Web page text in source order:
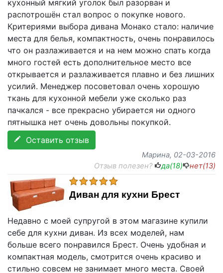
кухонный мягкий уголок был разорван и
распотрошён стал вопрос о покупке нового.
Критериями выбора дивана Монако стало: наличие
места для белья, компактность, очень понравилось
что он разлаживается и на нем можно спать когда
много гостей есть дополнительное место все
открывается и разлаживается плавно и без лишних
усилий. Менеджер посоветовал очень хорошую
ткань для кухонной мебели уже сколько раз
пачкался - все прекрасно убирается ни одного
пятнышка нет очень довольны покупкой.
Оставить отзыв
Марина, 02-03-2016
Отзыв полезен?
да(18) нет(13)
Диван для кухни Брест
Недавно с моей супругой в этом магазине купили
себе для кухни диван. Из всех моделей, нам
больше всего понравился Брест. Очень удобная и
компактная модель, смотрится очень красиво и
стильно совсем не занимает много места. Своей